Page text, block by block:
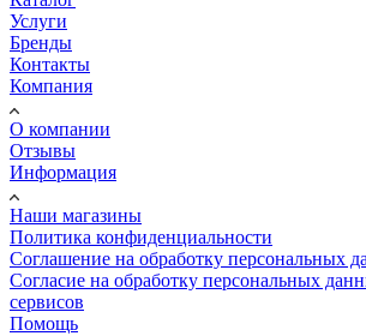
Услуги
Бренды
Контакты
Компания
О компании
Отзывы
Информация
Наши магазины
Политика конфиденциальности
Соглашение на обработку персональных
Согласие на обработку персональных
сервисов
Помощь